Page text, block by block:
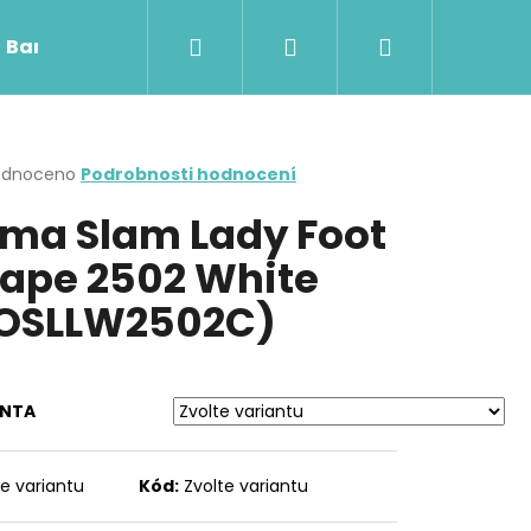
Barefoot obuv Skinners Rooty RUG
Přihlášení
Podrobnosti hodnocení
Slam Lady Foot
2502 White
variantu Kód: Zvolte variantu